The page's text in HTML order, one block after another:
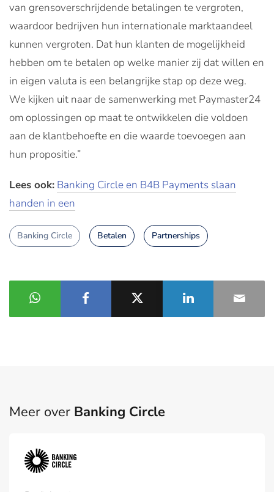
van grensoverschrijdende betalingen te vergroten,
waardoor bedrijven hun internationale marktaandeel
kunnen vergroten. Dat hun klanten de mogelijkheid
hebben om te betalen op welke manier zij dat willen en
in eigen valuta is een belangrijke stap op deze weg.
We kijken uit naar de samenwerking met Paymaster24
om oplossingen op maat te ontwikkelen die voldoen
aan de klantbehoefte en die waarde toevoegen aan
hun propositie.”
Lees ook: Banking Circle en B4B Payments slaan
handen in een
Banking Circle Betalen Partnerships
Meer over Banking Circle